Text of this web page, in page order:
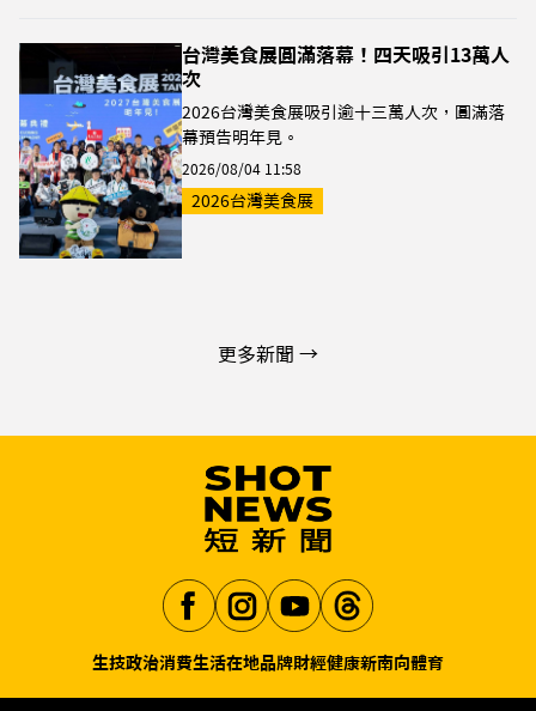
台灣美食展圓滿落幕！四天吸引13萬人
次
2026台灣美食展吸引逾十三萬人次，圓滿落
幕預告明年見。
2026/08/04 11:58
2026台灣美食展
更多新聞 →
Aa
生技政治消費生活在地品牌財經健康新南向體育